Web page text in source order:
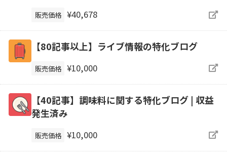
販売価格 ¥40,678
【80記事以上】ライブ情報の特化ブログ
販売価格 ¥10,000
【40記事】調味料に関する特化ブログ | 収益
発生済み
販売価格 ¥10,000